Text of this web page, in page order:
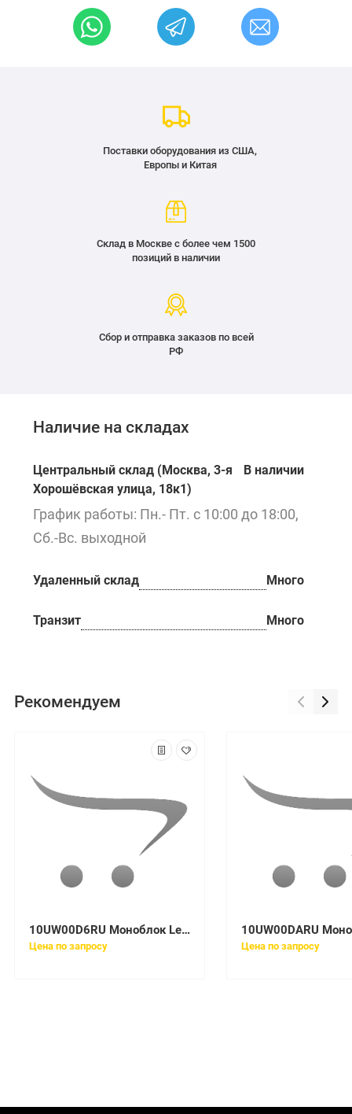
Поставки оборудования из США,
Европы и Китая
Склад в Москве с более чем 1500
позиций в наличии
Сбор и отправка заказов по всей
РФ
Наличие на складах
Центральный склад (Москва, 3-я
Хорошёвская улица, 18к1)
В наличии
График работы: Пн.- Пт. с 10:00 до 18:00,
Сб.-Вс. выходной
Удаленный склад Много
Транзит Много
Рекомендуем
10UW00D6RU Моноблок Lenovo V530-24ICB All-In-One 23,8in Pen G5420T
Цена по запросу Цена по запросу